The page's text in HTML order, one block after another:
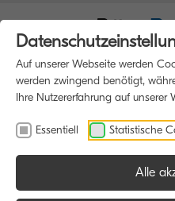
Auf unserer Webseite werden
werden zwingend benötigt,
Ihre Nutzererfahrung auf unserer
Essentiell Statistische
Alle